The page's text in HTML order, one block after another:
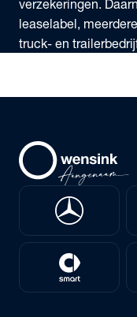
verzekeringen.
leaselabel,
truck- en